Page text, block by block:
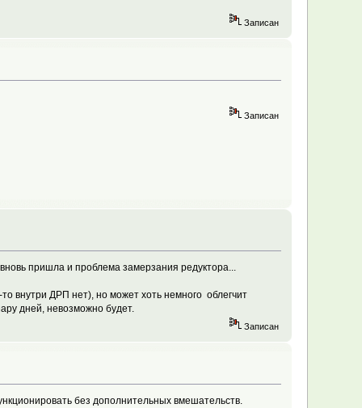
Записан
Записан
пришла и проблема замерзания редуктора...
внутри ДРП нет), но может хоть немного облегчит
дней, невозможно будет.
Записан
без дополнительных вмешательств.